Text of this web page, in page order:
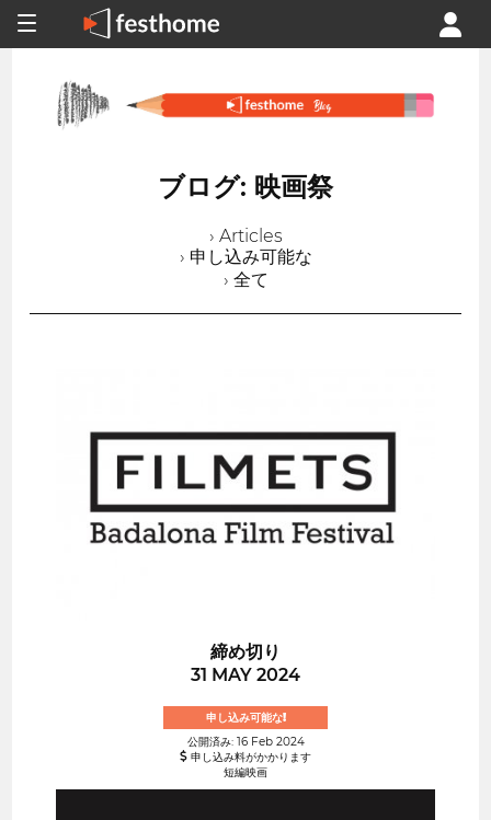
ブログ: 映画祭
› Articles
› 申し込み可能な
› 全て
締め切り
31 MAY 2024
申し込み可能な!
公開済み: 16 Feb 2024
申し込み料がかかります
短編映画